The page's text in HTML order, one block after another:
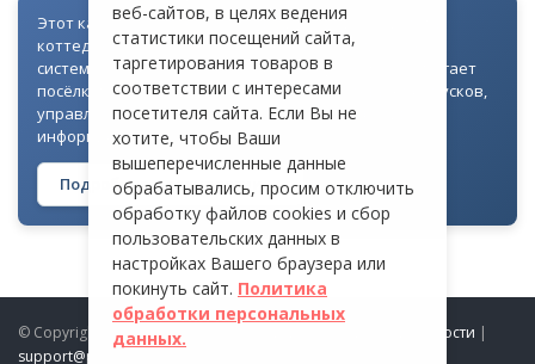
Этот каталог создан как часть цифровой экосистемы
коттеджных посёлков: для всех объектов доступна
система контроля доступа через Telegram. Она помогает
посёлкам автоматизировать выдачу гостевых пропусков,
управлять доступом на территорию и оперативно
информировать жителей
Подробнее о технологии →
© Copyright 2026 ProDomiki.ru | Политика конфиденциальности |
support@prodomiki.ru
веб-сайтов, в целях ведения
статистики посещений сайта,
таргетирования товаров в
соответствии с интересами
посетителя сайта. Если Вы не
хотите, чтобы Ваши
вышеперечисленные данные
обрабатывались, просим отключить
обработку файлов cookies и сбор
пользовательских данных в
настройках Вашего браузера или
покинуть сайт. Политика
обработки персональных
данных.